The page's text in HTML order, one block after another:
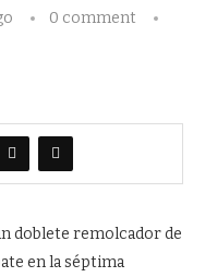
0 comment
doblete remolcador de
en la séptima